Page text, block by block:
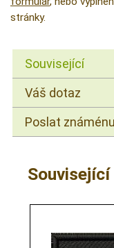
stránky.
Související
Váš dotaz
Poslat známénu
Související